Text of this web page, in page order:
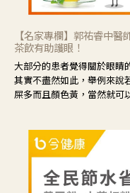
【名家專欄】郭祐睿中
茶飲有助護眼！
大部分的患者覺得關於眼睛
其實不盡然如此，舉例來說
屎多而且顏色黃，當然就可
候就要使用菊花、金銀花
眼睛周圍沒有眼屎，這種
藕、麥門冬、山藥等比較